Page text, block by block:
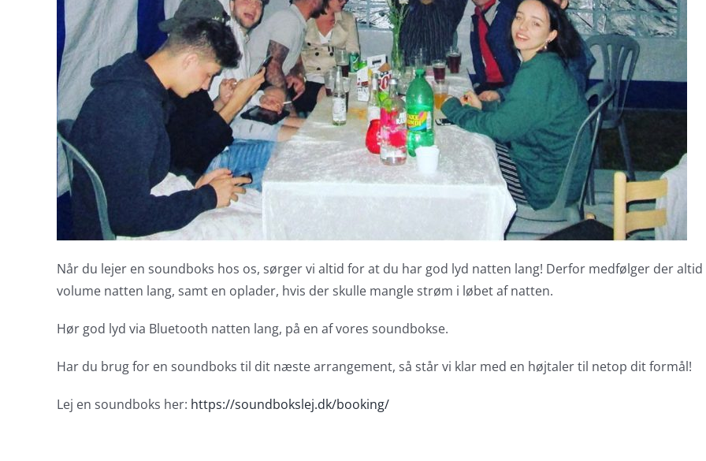
Når du lejer en soundboks hos os, sørger vi altid for at du har god lyd natten lang! Derfor medfølger der
volume natten lang, samt en oplader, hvis der skulle mangle strøm i løbet af natten.
Hør god lyd via Bluetooth natten lang, på en af vores soundbokse.
Har du brug for en soundboks til dit næste arrangement, så står vi klar med en højtaler til netop dit formål!
Lej en soundboks her: https://soundbokslej.dk/booking/